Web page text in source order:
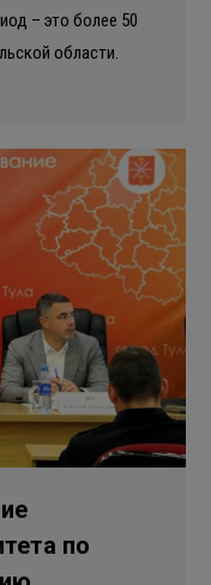
– это более 50
области.
по